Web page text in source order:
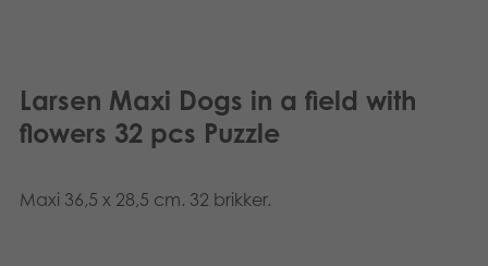
Puslespil
Legetøj
Vores historie
Links
Media
Suomi
Larsen Maxi Dogs in a field with
flowers 32 pcs Puzzle
Maxi 36,5 x 28,5 cm. 32 brikker.